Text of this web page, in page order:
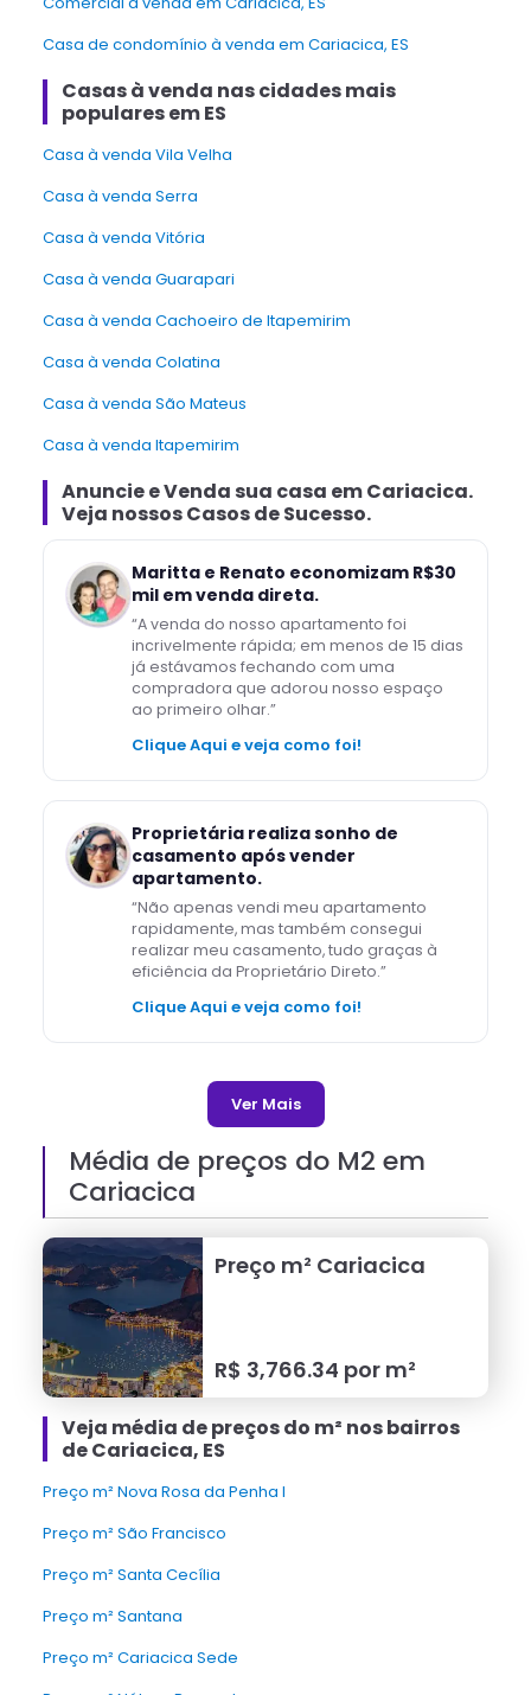
Casa de condomínio à venda em Cariacica, ES
Casas à venda nas cidades mais
populares em ES
Casa à venda Vila Velha
Casa à venda Serra
Casa à venda Vitória
Casa à venda Guarapari
Casa à venda Cachoeiro de Itapemirim
Casa à venda Colatina
Casa à venda São Mateus
Casa à venda Itapemirim
Anuncie e Venda sua casa emCariacica.
Veja nossos Casos de Sucesso.
Maritta e Renato economizam R$30
mil em venda direta.
“A venda do nosso apartamento foi
incrivelmente rápida; em menos de 15 dias
já estávamos fechando com uma
compradora que adorou nosso espaço
ao primeiro olhar.”
Clique Aqui e veja como foi!
Proprietária realiza sonho de
casamento após vender
apartamento.
“Não apenas vendi meu apartamento
rapidamente, mas também consegui
realizar meu casamento, tudo graças à
eficiência da Proprietário Direto.”
Clique Aqui e veja como foi!
Ver Mais
Média de preços do M2 em
Cariacica
Preço m² Cariacica
R$ 3,766.34 por m²
Veja média de preços do m² nos bairros
de Cariacica, ES
Preço m² Nova Rosa da Penha I
Preço m² São Francisco
Preço m² Santa Cecília
Preço m² Santana
Preço m² Cariacica Sede